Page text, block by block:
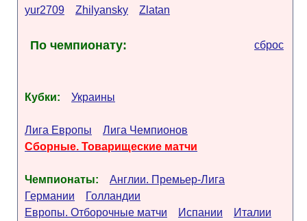
yur2709
Zhilyansky Zlatan
По чемпионату: сброс
Кубки: Украины
Лига Европы
Лига Чемпионов
Сборные. Товарищеские матчи
Чемпионаты:
Англии. Премьер-Лига
Германии
Голландии
Европы. Отборочные матчи
Испании
Италии